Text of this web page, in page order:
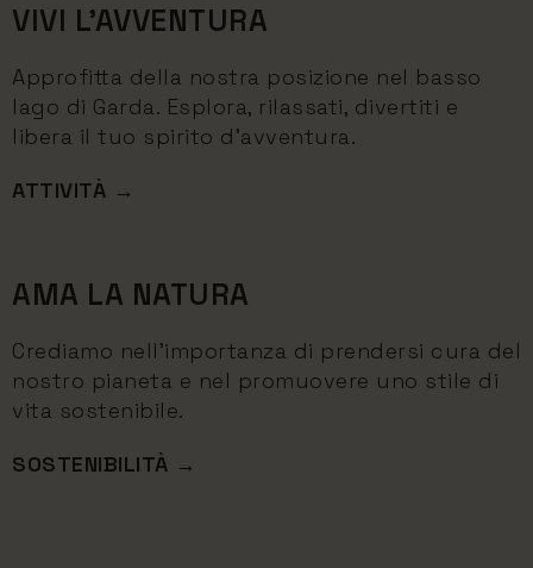
VIVI L’AVVENTURA
Approfitta della nostra posizione nel basso
lago di Garda. Esplora, rilassati, divertiti e
libera il tuo spirito d’avventura.
ATTIVITÀ →
AMA LA NATURA
Crediamo nell'importanza di prendersi cura del
nostro pianeta e nel promuovere uno stile di
vita sostenibile.
SOSTENIBILITÀ →